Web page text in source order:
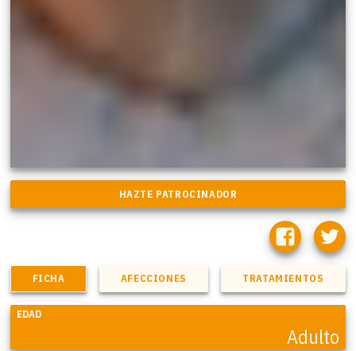
FICHA AFECCIONES TRATAMIENTOS
EDAD
Adulto